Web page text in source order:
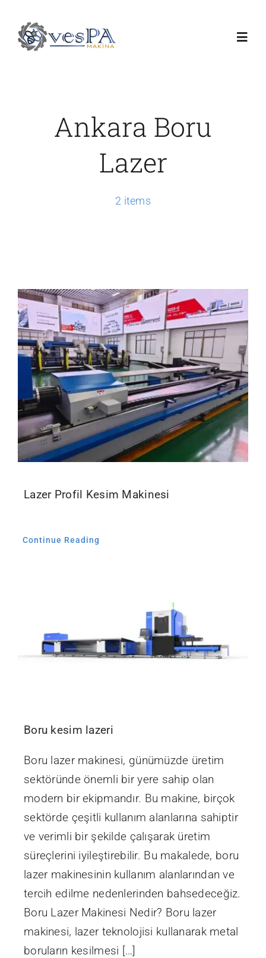
content
ÜrünlerimizAnkara Boru
Lazer
2 items
Lazer Profil Kesim Makinesi
Continue Reading
Boru kesim lazeri
Boru lazer makinesi, günümüzde üretim
sektöründe önemli bir yere sahip olan
modern bir ekipmandır. Bu makine, birçok
sektörde çeşitli kullanım alanlarına sahiptir
ve verimli bir şekilde çalışarak üretim
süreçlerini iyileştirebilir. Bu makalede, boru
lazer makinesinin kullanım alanlarından ve
tercih edilme nedenlerinden bahsedeceğiz.
Boru Lazer Makinesi Nedir? Boru lazer
makinesi, lazer teknolojisi kullanarak metal
boruların kesilmesi […]